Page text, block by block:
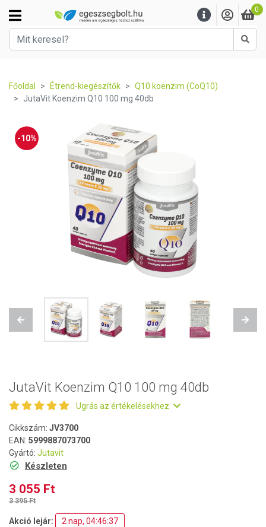
0
Főoldal Étrend-kiegészítők
Q10 koenzim (CoQ10)
JutaVit Koenzim Q10 100 mg 40db
-10%
Previous Next
JutaVit Koenzim Q10 100 mg 40db
Ugrás az értékelésekhez
Cikkszám: JV3700
EAN: 5999887073700
Gyártó: Jutavit
Készleten
3 055 Ft
3 395 Ft
Akció lejár: 2 nap, 04:46:36